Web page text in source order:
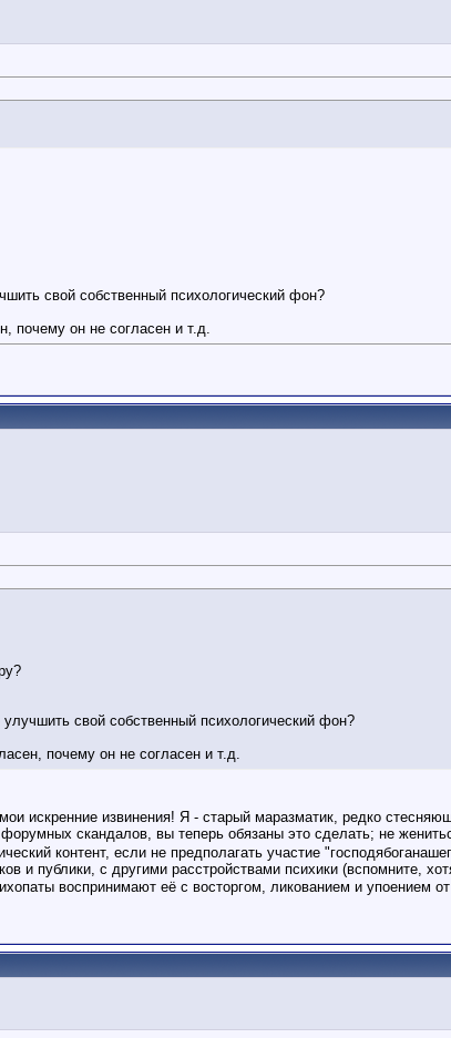
свой собственный психологический фон?
почему он не согласен и т.д.
свой собственный психологический фон?
почему он не согласен и т.д.
искренние извинения! Я - старый маразматик, редко
скандалов, вы теперь обязаны это сделать; не
контент, если не предполагать участие
и публики, с другими расстройствами психики (вспомните,
воспринимают её с восторгом, ликованием и упоением